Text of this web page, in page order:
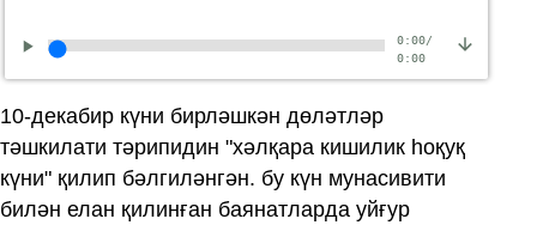
0:00/
0:00
10-декабир күни бирләшкән дөләтләр
тәшкилати тәрипидин "хәлқара кишилик һоқуқ
күни" қилип бәлгиләнгән. бу күн мунасивити
билән елан қилинған баянатларда уйғур